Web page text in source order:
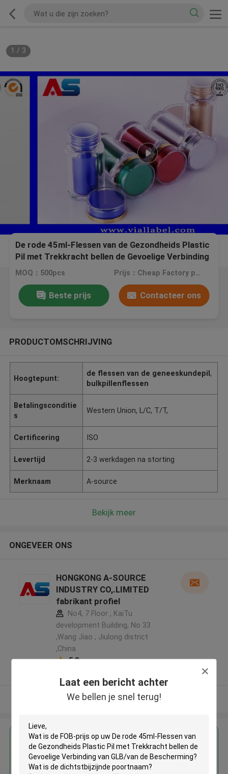
Laat een bericht achter
We bellen je snel terug!
1 / 3
De rode 45ml-Flessen van de Gezondheids Plastic
Pil met Trekkracht bellen de Gevoelige Verbinding
van GLB/van de Bescherming
MOQ：500pcs Prijs：Cheap Factory price, negotiation
Beste prijs Contacteer ons
PRODUCTOMSCHRIJVING
Hoogtepunt:
de flessen van de geneeskundepil,
bulkpillenflessen
Betalingsconditie
s
Western Union, L/C, T/T,
Certificering ISO
Levertijd 2-3 werkdagen na storting
Merknaam A-source
Bekijk meer
ONGEVEER ONS
HONGKONG A-SOURCE
INDUSTRY CO,.LIMITED
fabrikant profiel
No4, 7 Floor , KaiTu
development Building, No 33
,Wang Jiao , Jiulong district
,China
5.0
Bekijk meer
Krijg de beste prijs voor
De rode 45ml-Flessen van de